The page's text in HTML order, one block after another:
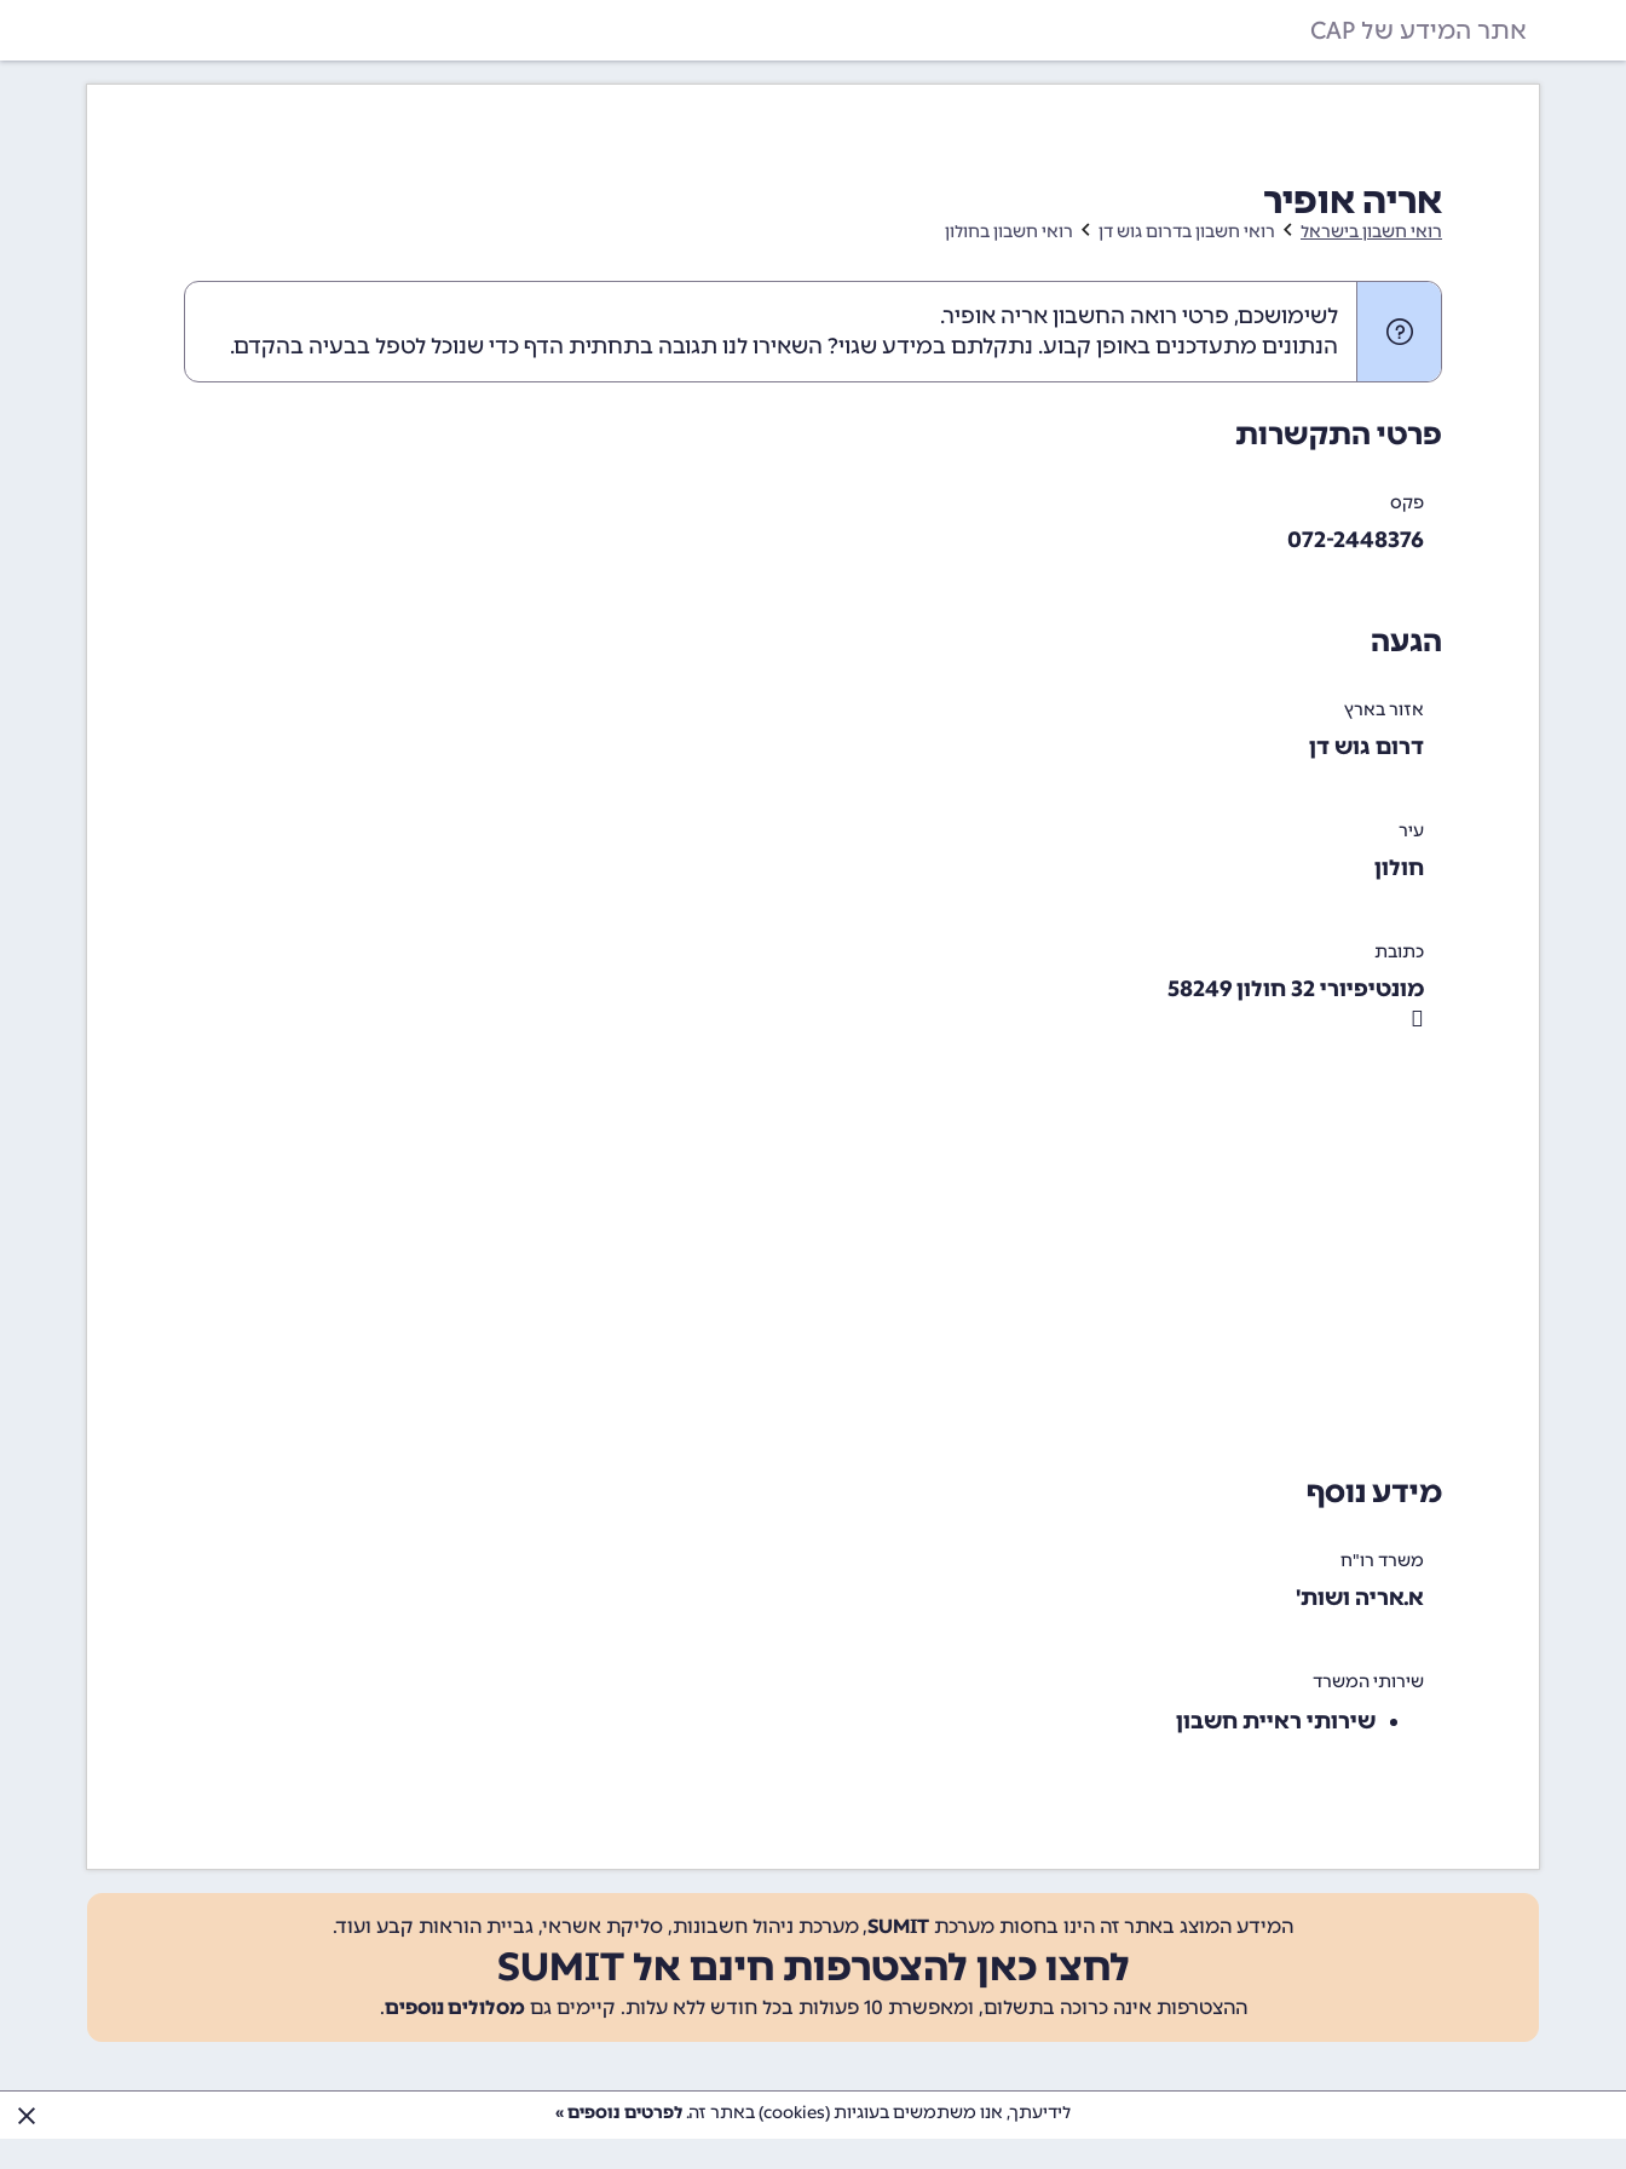
אתר המידע של CAP
אריה אופיר
רואי חשבון בישראל רואי חשבון בדרום גוש דן רואי חשבון בחולון
לשימושכם, פרטי רואה החשבון אריה אופיר.
הנתונים מתעדכנים באופן קבוע. נתקלתם במידע שגוי? השאירו לנו תגובה בתחתית הדף כדי שנוכל לטפל בבעיה בהקדם.
פרטי התקשרות
פקס
072-2448376
הגעה
אזור בארץ
דרום גוש דן
עיר
חולון
כתובת
מונטיפיורי 32 חולון 58249
מידע נוסף
משרד רו"ח
א.אריה ושות'
שירותי המשרד
שירותי ראיית חשבון
המידע המוצג באתר זה הינו בחסות מערכת SUMIT, מערכת ניהול חשבונות, סליקת אשראי, גביית הוראות קבע ועוד.
לחצו כאן להצטרפות חינם אל SUMIT
ההצטרפות אינה כרוכה בתשלום, ומאפשרת 10 פעולות בכל חודש ללא עלות. קיימים גם מסלולים נוספים.
לידיעתך, אנו משתמשים בעוגיות (cookies) באתר זה. לפרטים נוספים »